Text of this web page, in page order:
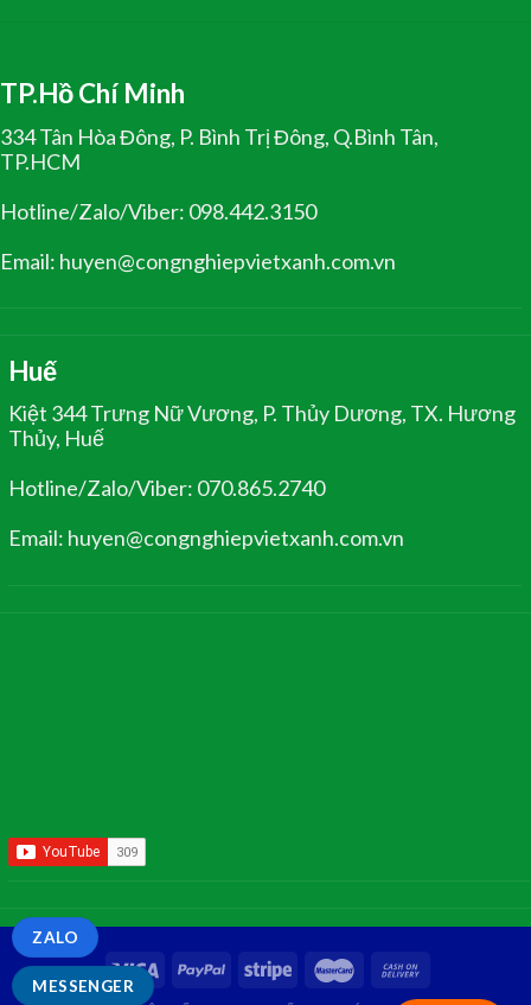
TP.Hồ Chí Minh
334 Tân Hòa Đông, P. Bình Trị Đông, Q.Bình Tân,
TP.HCM
Hotline/Zalo/Viber: 098.442.3150
Email: huyen@congnghiepvietxanh.com.vn
Huế
Kiệt 344 Trưng Nữ Vương, P. Thủy Dương, TX. Hương
Thủy, Huế
Hotline/Zalo/Viber: 070.865.2740
Email: huyen@congnghiepvietxanh.com.vn
MESSENGER
ZALO